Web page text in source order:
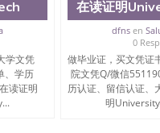
学文凭
、学历
读证明
在读证明
dfnsen
0
做毕业证，买文凭证
院文凭Q/微信
历认证、留信认证、
明